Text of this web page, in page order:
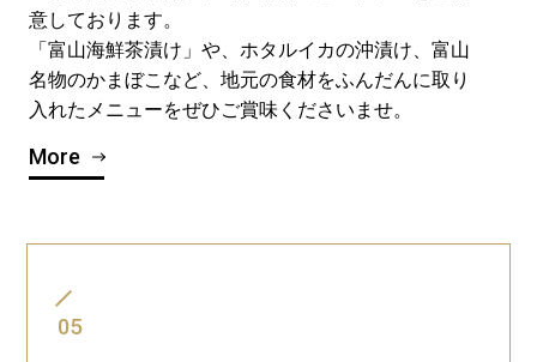
意しております。
「富山海鮮茶漬け」や、ホタルイカの沖漬け、富山
名物のかまぼこなど、地元の食材をふんだんに取り
入れたメニューをぜひご賞味くださいませ。
More
05